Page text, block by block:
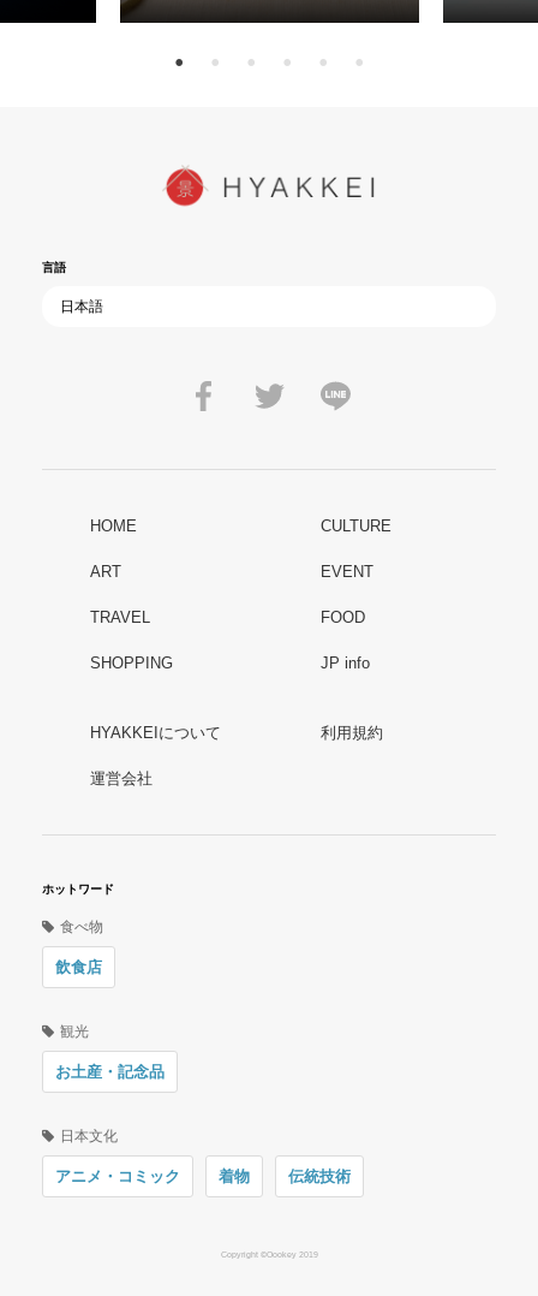
を多くの方にご覧いただきたい。
言語
HOME CULTURE
ART EVENT
TRAVEL FOOD
SHOPPING JP info
HYAKKEIについて 利用規約
運営会社
ホットワード
食べ物
飲食店
観光
お土産・記念品
日本文化
アニメ・コミック 着物 伝統技術
Copyright ©Oookey 2019